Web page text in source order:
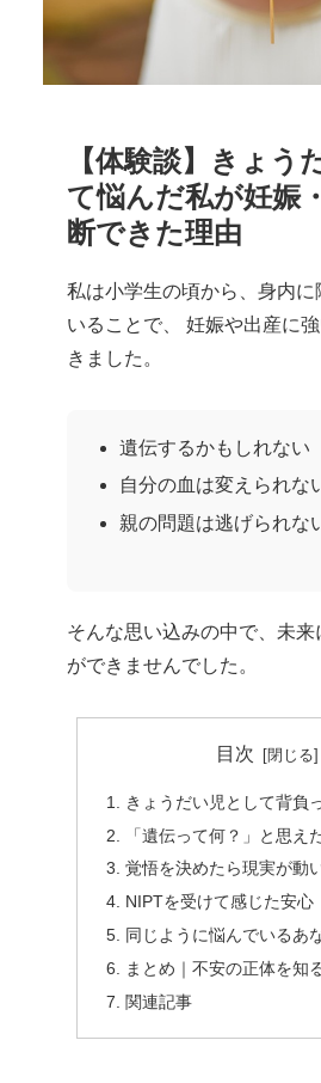
【体験談】きょう
て悩んだ私が妊娠
断できた理由
私は小学生の頃から、身内
いることで、 妊娠や出産に
きました。
遺伝するかもしれない
自分の血は変えられな
親の問題は逃げられな
そんな思い込みの中で、未来
ができませんでした。
目次
きょうだい児として背負
「遺伝って何？」と思え
覚悟を決めたら現実が動
NIPTを受けて感じた安心
同じように悩んでいるあ
まとめ｜不安の正体を知
関連記事